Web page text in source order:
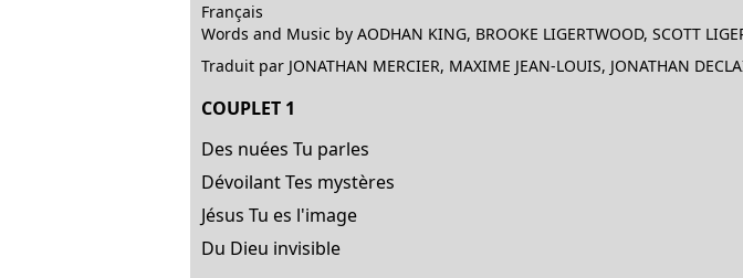
Français
Words and Music by AODHAN KING, BROOKE LIGERTWOOD, SCOTT
Traduit par JONATHAN MERCIER, MAXIME JEAN-LOUIS, JONATHAN
COUPLET 1
Des nuées Tu parles
Dévoilant Tes mystères
Jésus Tu es l'image
Du Dieu invisible